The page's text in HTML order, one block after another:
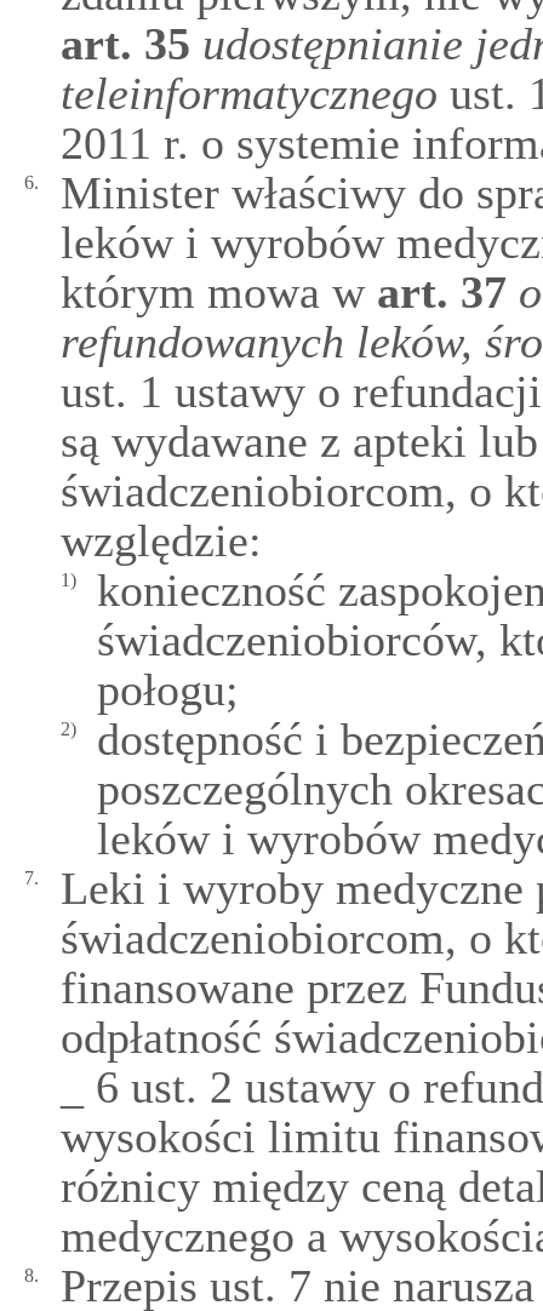
art. 35 udostępnianie
teleinformatycznego ust.
2011 r. o systemie
6.
Minister właściwy do
leków i wyrobów
którym mowa wart. 37
refundowanych leków,
ust. 1 ustawy o
są wydawane z apteki
świadczeniobiorcom, o
względzie:
1)
konieczność
świadczeniobiorców,
połogu;
2)
dostępność i
poszczególnych
leków i wyrobów
7.
Leki i wyroby medyczne
świadczeniobiorcom, o
finansowane przez
odpłatność
_ 6 ust. 2 ustawy o
wysokości limitu
różnicy między ceną
medycznego a
8.
Przepis ust. 7 nie